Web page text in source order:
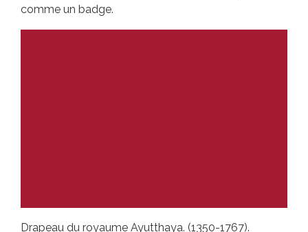
comme un badge.
Drapeau du royaume Ayutthaya. (1350-1767).